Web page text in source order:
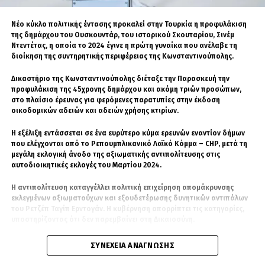
συνδέονται άμεσα με το ζήτημα της αναγνώρισης της Γενοκτονίας, το
των Αρμενίων παραμένει σε εκκρεμότητα εντείνει το αίσθημα
ανασφάλειας και εγκατάλειψης που βιώνει η αρμενική κοινότητα της
Αγίας Πόλης.
σεβασμός της ιστορικής μνήμης αποτελούν δύο αλληλένδετες πτυχές
της ίδιας υποχρέωσης: της υπεράσπισης των ανθρωπίνων
δικαιωμάτων, της θρησκευτικής ελευθερίας και της πολιτιστικής
κληρονομιάς.
Νέο κύκλο πολιτικής έντασης προκαλεί στην Τουρκία η προφυλάκιση
της δημάρχου του Ουσκουντάρ, του ιστορικού Σκουταρίου, Σινέμ
Ντεντέτας, η οποία το 2024 έγινε η πρώτη γυναίκα που ανέλαβε τη
διοίκηση της συντηρητικής περιφέρειας της Κωνσταντινούπολης.
Δικαστήριο της Κωνσταντινούπολης διέταξε την Παρασκευή την
προφυλάκιση της 45χρονης δημάρχου και ακόμη τριών προσώπων,
στο πλαίσιο έρευνας για φερόμενες παρατυπίες στην έκδοση
οικοδομικών αδειών και αδειών χρήσης κτιρίων.
Η εξέλιξη εντάσσεται σε ένα ευρύτερο κύμα ερευνών εναντίον δήμων
που ελέγχονται από το Ρεπουμπλικανικό Λαϊκό Κόμμα – CHP, μετά τη
μεγάλη εκλογική άνοδο της αξιωματικής αντιπολίτευσης στις
αυτοδιοικητικές εκλογές του Μαρτίου 2024.
Η αντιπολίτευση καταγγέλλει πολιτική επιχείρηση απομάκρυνσης
εκλεγμένων αξιωματούχων και εξουδετέρωσης δυνητικών αντιπάλων
Τέσσερις προφυλακίσεις
ΣΥΝΈΧΕΙΑ ΑΝΆΓΝΩΣΗΣ